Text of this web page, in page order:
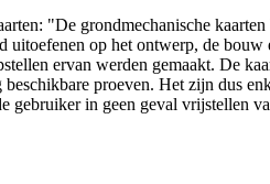
"De grondmechanische
op het ontwerp, de
ervan werden gemaakt. De
proeven. Het zijn dus
gebruiker in geen geval